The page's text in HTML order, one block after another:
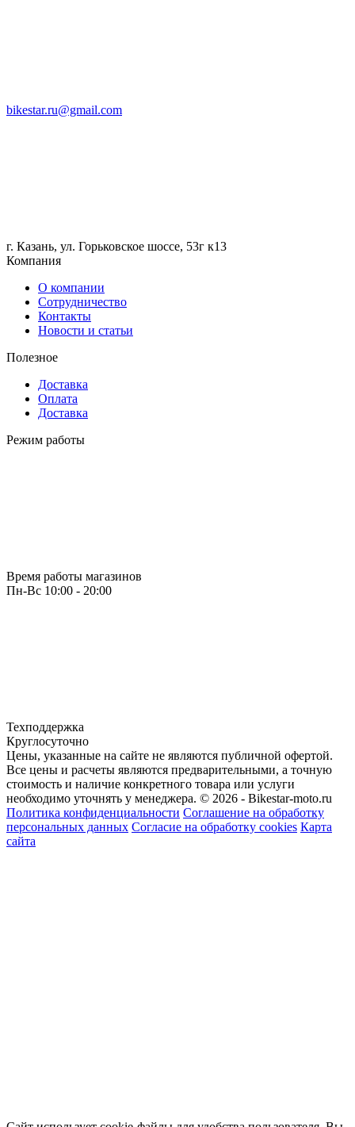
bikestar.ru@gmail.com
г. Казань, ул. Горьковское шоссе, 53г к13
Компания
О компании
Сотрудничество
Контакты
Новости и статьи
Полезное
Доставка
Оплата
Доставка
Режим работы
Время работы магазинов
Пн-Вс 10:00 - 20:00
Техподдержка
Круглосуточно
Цены, указанные на сайте не являются публичной офертой.
Все цены и расчеты являются предварительными, а точную
стоимость и наличие конкретного товара или услуги
необходимо уточнять у менеджера. © 2026 - Bikestar-moto.ru
Политика конфиденциальности Соглашение на обработку
персональных данных Согласие на обработку cookies Карта
сайта